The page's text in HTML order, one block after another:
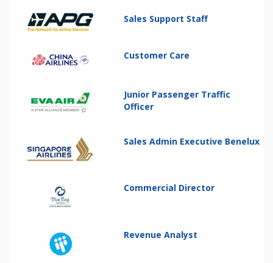
Sales Support Staff
Customer Care
Junior Passenger Traffic
Officer
Sales Admin Executive Benelux
Commercial Director
Revenue Analyst